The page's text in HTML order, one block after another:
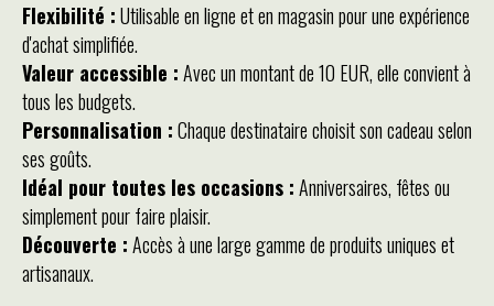
Flexibilité :Utilisable en ligne et en magasin pour une expérience
d'achat simplifiée.
Valeur accessible :Avec un montant de 10 EUR, elle convient à
tous les budgets.
Personnalisation :Chaque destinataire choisit son cadeau selon
ses goûts.
Idéal pour toutes les occasions :Anniversaires, fêtes ou
simplement pour faire plaisir.
Découverte :Accès à une large gamme de produits uniques et
artisanaux.